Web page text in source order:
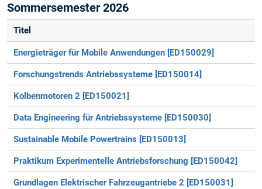
Sommersemester 2026
Titel
Energieträger für Mobile Anwendungen [ED150029]
Forschungstrends Antriebssysteme [ED150014]
Kolbenmotoren 2 [ED150021]
Data Engineering für Antriebssysteme [ED150030]
Sustainable Mobile Powertrains [ED150013]
Praktikum Experimentelle Antriebsforschung [ED150042]
Grundlagen Elektrischer Fahrzeugantriebe 2 [ED150031]